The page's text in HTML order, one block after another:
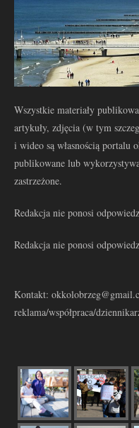
Wszystkie materiały
artykuły, zdjęcia (w tym
i wideo są własnością portalu
publikowane lub
zastrzeżone.
Redakcja nie ponosi
Redakcja nie ponosi
Kontakt:
reklama/współpraca/